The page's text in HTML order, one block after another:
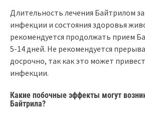
Длительность лечения Байтрилом
инфекции и состояния здоровья
рекомендуется продолжать прием
5-14 дней. Не рекомендуется
досрочно, так как это может
инфекции.
Какие побочные эффекты могут
Байтрила?